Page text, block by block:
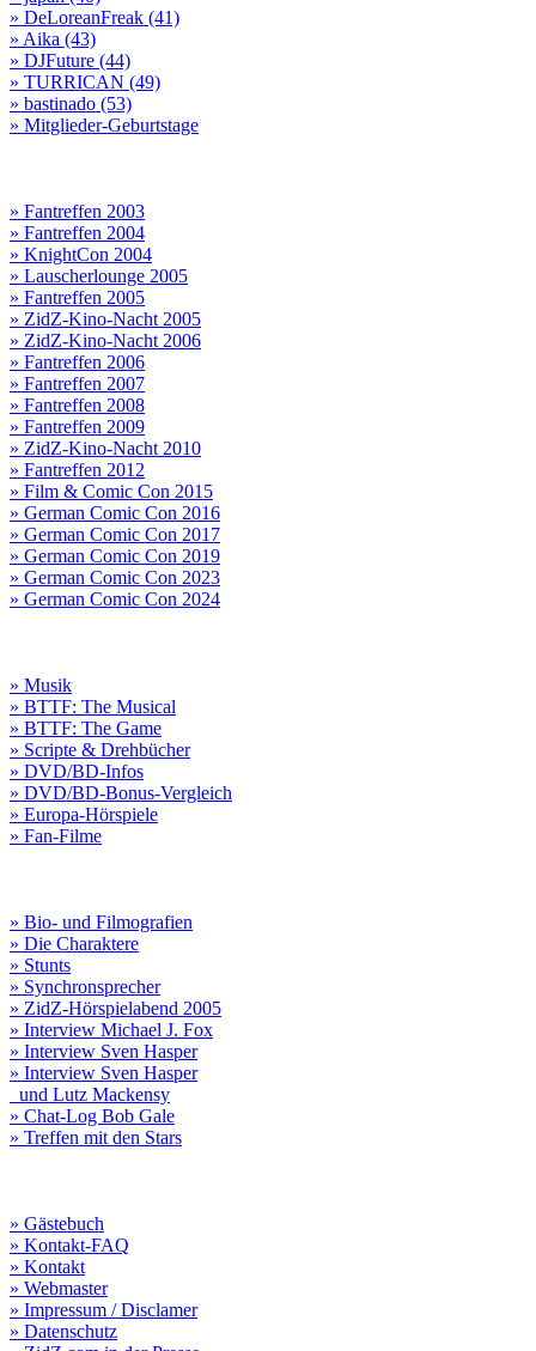
» DeLoreanFreak (41)
» Aika (43)
» DJFuture (44)
» TURRICAN (49)
» bastinado (53)
» Mitglieder-Geburtstage
» Fantreffen 2003
» Fantreffen 2004
» KnightCon 2004
» Lauscherlounge 2005
» Fantreffen 2005
» ZidZ-Kino-Nacht 2005
» ZidZ-Kino-Nacht 2006
» Fantreffen 2006
» Fantreffen 2007
» Fantreffen 2008
» Fantreffen 2009
» ZidZ-Kino-Nacht 2010
» Fantreffen 2012
» Film & Comic Con 2015
» German Comic Con 2016
» German Comic Con 2017
» German Comic Con 2019
» German Comic Con 2023
» German Comic Con 2024
» Musik
» BTTF: The Musical
» BTTF: The Game
» Scripte & Drehbücher
» DVD/BD-Infos
» DVD/BD-Bonus-Vergleich
» Europa-Hörspiele
» Fan-Filme
» Bio- und Filmografien
» Die Charaktere
» Stunts
» Synchronsprecher
» ZidZ-Hörspielabend 2005
» Interview Michael J. Fox
» Interview Sven Hasper
» Interview Sven Hasper
und Lutz Mackensy
» Chat-Log Bob Gale
» Treffen mit den Stars
» Gästebuch
» Kontakt-FAQ
» Kontakt
» Webmaster
» Impressum / Disclamer
» Datenschutz